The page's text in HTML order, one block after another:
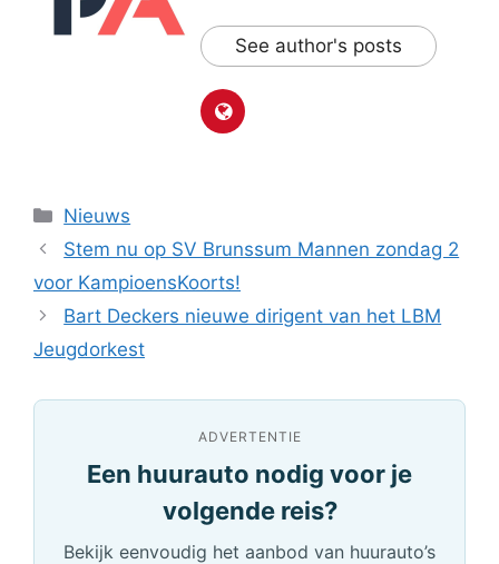
See author's posts
Categorieën
Nieuws
Stem nu op SV Brunssum Mannen zondag 2
voor KampioensKoorts!
Bart Deckers nieuwe dirigent van het LBM
Jeugdorkest
ADVERTENTIE
Een huurauto nodig voor je
volgende reis?
Bekijk eenvoudig het aanbod van huurauto’s